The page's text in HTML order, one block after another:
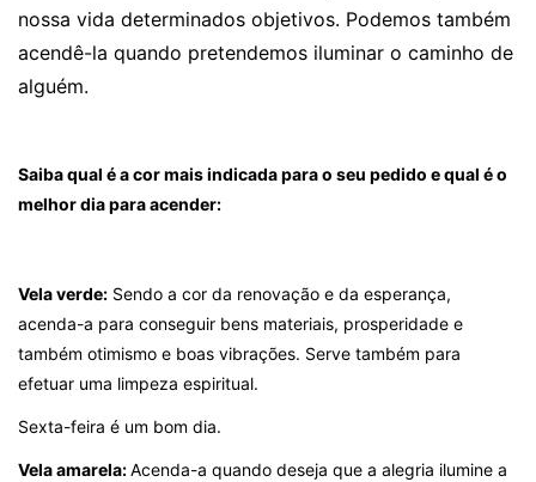
nossa vida determinados objetivos. Podemos também
acendê-la quando pretendemos iluminar o caminho de
alguém.
Saiba qual é a cor mais indicada para o seu pedido e qual é o
melhor dia para acender:
Vela verde: Sendo a cor da renovação e da esperança,
acenda-a para conseguir bens materiais, prosperidade e
também otimismo e boas vibrações. Serve também para
efetuar uma limpeza espiritual.
Sexta-feira é um bom dia.
Vela amarela:Acenda-a quando deseja que a alegria ilumine a